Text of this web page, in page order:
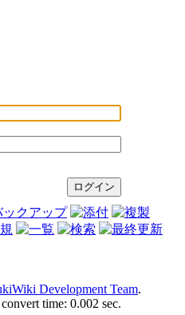
Development Team.
time: 0.002 sec.